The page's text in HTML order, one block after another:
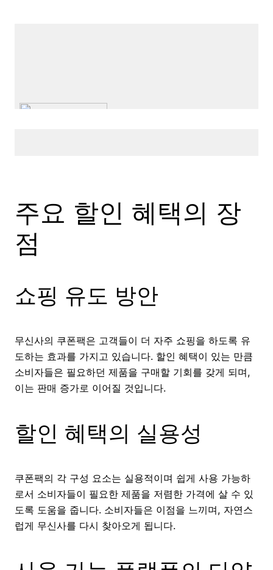
주요 할인 혜택의 장
점
쇼핑 유도 방안
무신사의 쿠폰팩은 고객들이 더 자주 쇼핑을 하도록 유
도하는 효과를 가지고 있습니다. 할인 혜택이 있는 만큼
소비자들은 필요하던 제품을 구매할 기회를 갖게 되며,
이는 판매 증가로 이어질 것입니다.
할인 혜택의 실용성
쿠폰팩의 각 구성 요소는 실용적이며 쉽게 사용 가능하
로서 소비자들이 필요한 제품을 저렴한 가격에 살 수 있
도록 도움을 줍니다. 소비자들은 이점을 느끼며, 자연스
럽게 무신사를 다시 찾아오게 됩니다.